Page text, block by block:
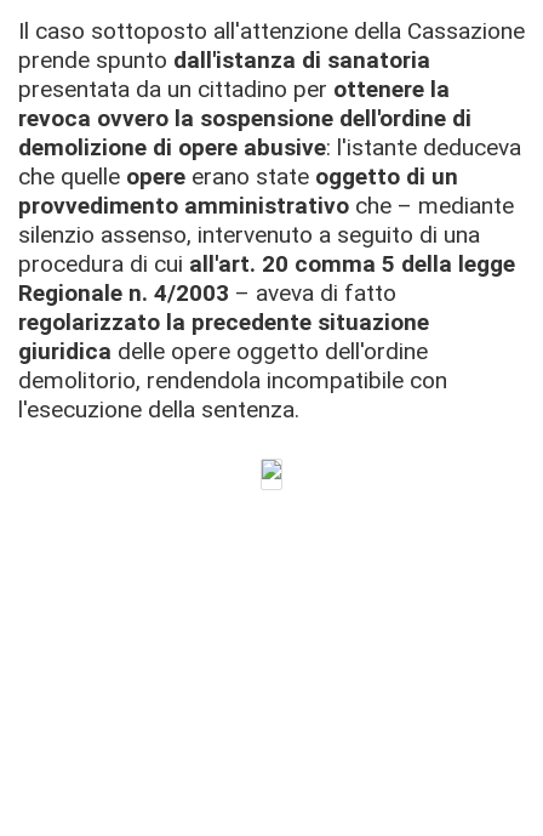
Il caso sottoposto all'attenzione della Cassazione
prende spunto dall'istanza di sanatoria
presentata da un cittadino per ottenere la
revoca ovvero la sospensione dell'ordine di
demolizione di opere abusive: l'istante deduceva
che quelle opere erano state oggetto di un
provvedimento amministrativo che – mediante
silenzio assenso, intervenuto a seguito di una
procedura di cui all'art. 20 comma 5 della legge
Regionale n. 4/2003 – aveva di fatto
regolarizzato la precedente situazione
giuridica delle opere oggetto dell'ordine
demolitorio, rendendola incompatibile con
l'esecuzione della sentenza.